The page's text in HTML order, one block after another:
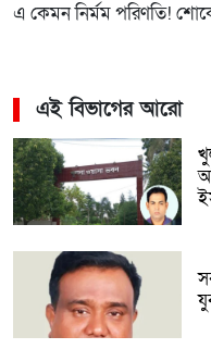
এ কেমন নির্মম পরিণতি!
এই বিভাগের আরো